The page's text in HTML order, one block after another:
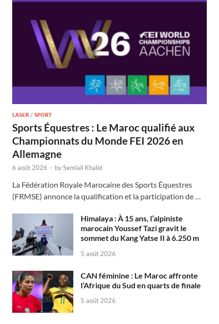
LASER / SPORT
Sports Équestres : Le Maroc qualifié aux
Championnats du Monde FEI 2026 en
Allemagne
6 août 2026 - bySemlali Khalid
La Fédération Royale Marocaine des Sports Équestres
(FRMSE) annonce la qualification et la participation de …
Himalaya : À 15 ans, l’alpiniste
marocain Youssef Tazi gravit le
sommet du Kang Yatse II à 6.250 m
5 août 2026
CAN féminine : Le Maroc affronte
l’Afrique du Sud en quarts de finale
5 août 2026